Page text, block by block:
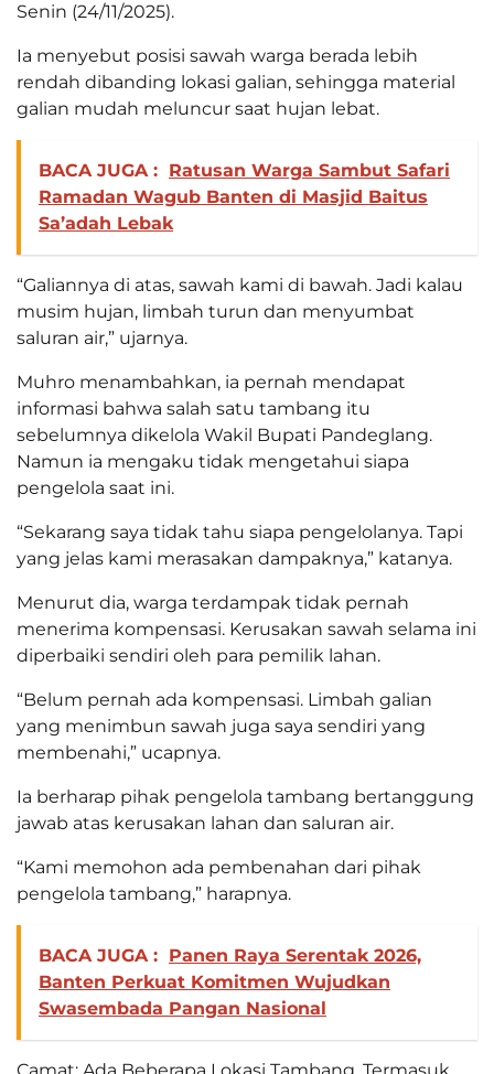
Senin (24/11/2025).
Ia menyebut posisi sawah warga berada lebih
rendah dibanding lokasi galian, sehingga material
galian mudah meluncur saat hujan lebat.
BACA JUGA : Ratusan Warga Sambut Safari
Ramadan Wagub Banten di Masjid Baitus
Sa’adah Lebak
“Galiannya di atas, sawah kami di bawah. Jadi kalau
musim hujan, limbah turun dan menyumbat
saluran air,” ujarnya.
Muhro menambahkan, ia pernah mendapat
informasi bahwa salah satu tambang itu
sebelumnya dikelola Wakil Bupati Pandeglang.
Namun ia mengaku tidak mengetahui siapa
pengelola saat ini.
“Sekarang saya tidak tahu siapa pengelolanya. Tapi
yang jelas kami merasakan dampaknya,” katanya.
Menurut dia, warga terdampak tidak pernah
menerima kompensasi. Kerusakan sawah selama ini
diperbaiki sendiri oleh para pemilik lahan.
“Belum pernah ada kompensasi. Limbah galian
yang menimbun sawah juga saya sendiri yang
membenahi,” ucapnya.
Ia berharap pihak pengelola tambang bertanggung
jawab atas kerusakan lahan dan saluran air.
“Kami memohon ada pembenahan dari pihak
pengelola tambang,” harapnya.
BACA JUGA : Panen Raya Serentak 2026,
Banten Perkuat Komitmen Wujudkan
Swasembada Pangan Nasional